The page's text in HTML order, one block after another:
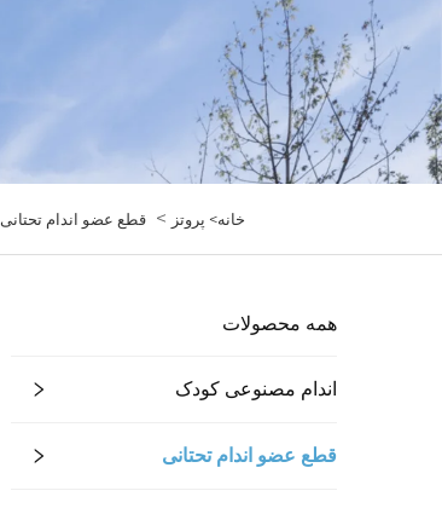
خانه> پروتز > قطع عضو اندام تحتانی
همه محصولات
اندام مصنوعی کودک
قطع عضو اندام تحتانی